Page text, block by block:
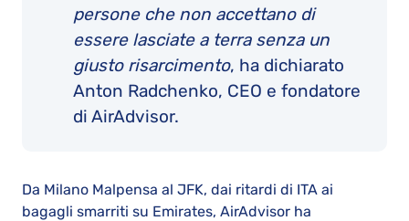
persone che non accettano di
essere lasciate a terra senza un
giusto risarcimento, ha dichiarato
Anton Radchenko, CEO e fondatore
di AirAdvisor.
Da Milano Malpensa al JFK, dai ritardi di ITA ai
bagagli smarriti su Emirates, AirAdvisor ha